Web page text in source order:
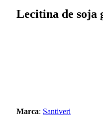
Lecitina de soja
Marca: Santiveri